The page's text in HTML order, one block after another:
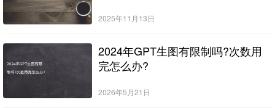
2025年11月13日
2024年GPT生图有限制吗?次数用
完怎么办?
2026年5月21日